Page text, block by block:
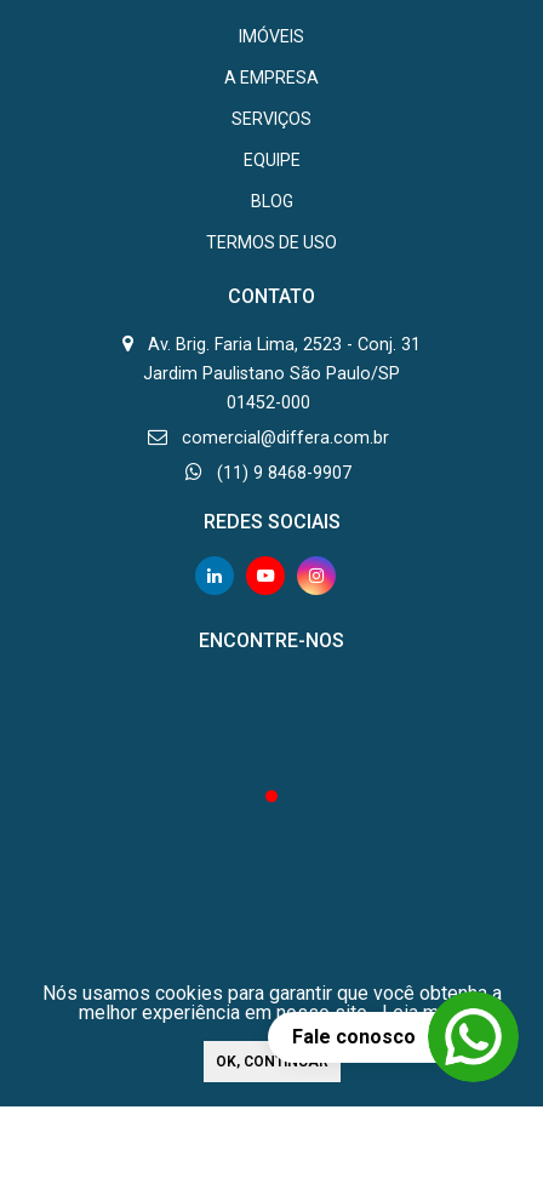
IMÓVEIS
A EMPRESA
SERVIÇOS
EQUIPE
BLOG
TERMOS DE USO
CONTATO
Av. Brig. Faria Lima, 2523 - Conj. 31
Jardim Paulistano São Paulo/SP
01452-000
comercial@differa.com.br
(11) 9 8468-9907
REDES SOCIAIS
ENCONTRE-NOS
© Differa 2026 - Todos os direitos reservados - CRECI/SP n. 43671-
J
Nós usamos cookies para garantir que você obtenha a
melhor experiência em nosso site. Leia mais
OK, CONTINUAR